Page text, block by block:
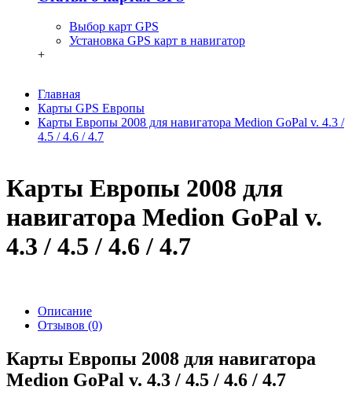
Выбор карт GPS
Установка GPS карт в навигатор
+
Главная
Карты GPS Европы
Карты Европы 2008 для навигатора Medion GoPal v. 4.3 /
4.5 / 4.6 / 4.7
Карты Европы 2008 для
навигатора Medion GoPal v.
4.3 / 4.5 / 4.6 / 4.7
Описание
Отзывов (0)
Карты Европы 2008 для навигатора
Medion GoPal v. 4.3 / 4.5 / 4.6 / 4.7